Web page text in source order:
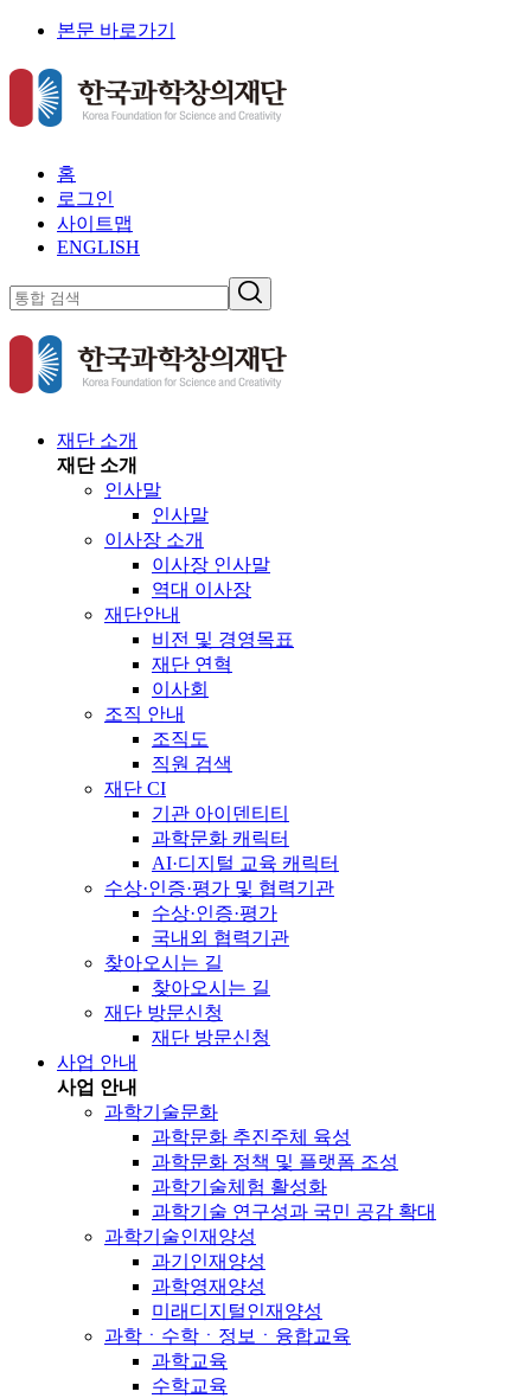
본문 바로가기
홈
로그인
사이트맵
ENGLISH
재단 소개
재단 소개
인사말
인사말
이사장 소개
이사장 인사말
역대 이사장
재단안내
비전 및 경영목표
재단 연혁
이사회
조직 안내
조직도
직원 검색
재단 CI
기관 아이덴티티
과학문화 캐릭터
AI·디지털 교육 캐릭터
수상·인증·평가 및 협력기관
수상·인증·평가
국내외 협력기관
찾아오시는 길
찾아오시는 길
재단 방문신청
재단 방문신청
사업 안내
사업 안내
과학기술문화
과학문화 추진주체 육성
과학문화 정책 및 플랫폼 조성
과학기술체험 활성화
과학기술 연구성과 국민 공감 확대
과학기술인재양성
과기인재양성
과학영재양성
미래디지털인재양성
과학ㆍ수학ㆍ정보ㆍ융합교육
과학교육
수학교육